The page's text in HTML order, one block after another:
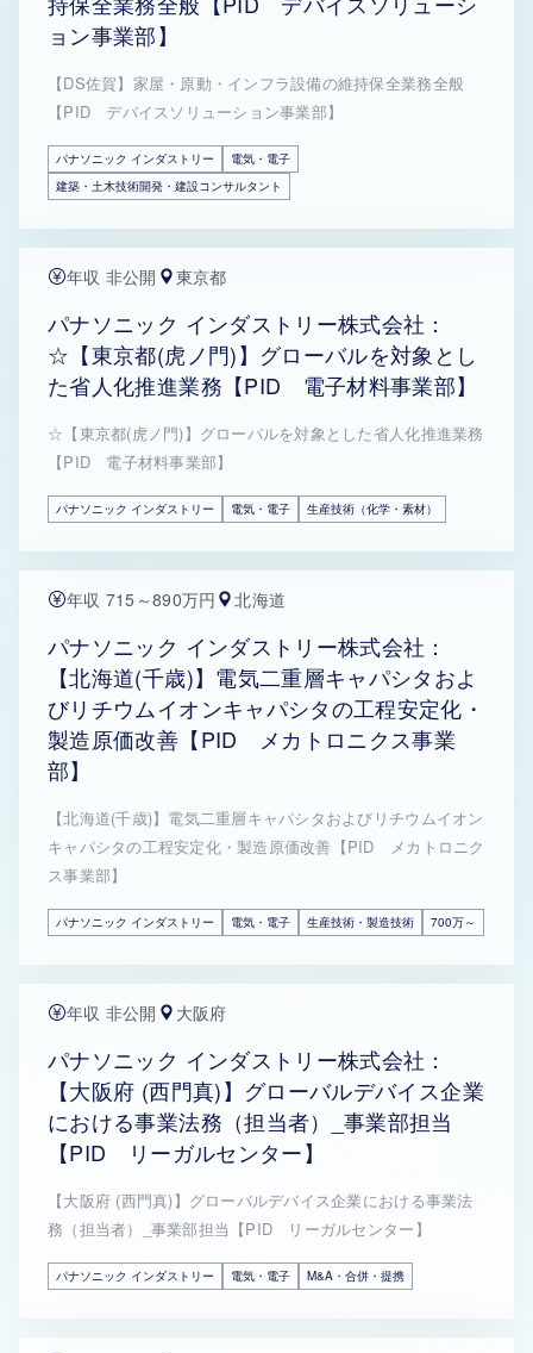
ョン事業部】
【DS佐賀】家屋・原動・インフラ設備の維持保全業務全般
【PID デバイスソリューション事業部】
パナソニック インダストリー
電気・電子
建築・土木技術開発・建設コンサルタント
年収 非公開 東京都
パナソニック インダストリー株式会社：
☆【東京都(虎ノ門)】グローバルを対象とし
た省人化推進業務【PID 電子材料事業部】
☆【東京都(虎ノ門)】グローバルを対象とした省人化推進業務
【PID 電子材料事業部】
パナソニック インダストリー 電気・電子 生産技術（化学・素材）
年収 715～890万円 北海道
パナソニック インダストリー株式会社：
【北海道(千歳)】電気二重層キャパシタおよ
びリチウムイオンキャパシタの工程安定化・
製造原価改善【PID メカトロニクス事業
部】
【北海道(千歳)】電気二重層キャパシタおよびリチウムイオン
キャパシタの工程安定化・製造原価改善【PID メカトロニク
ス事業部】
パナソニック インダストリー 電気・電子 生産技術・製造技術 700万～
年収 非公開 大阪府
パナソニック インダストリー株式会社：
【大阪府 (西門真)】グローバルデバイス企業
における事業法務（担当者）_事業部担当
【PID リーガルセンター】
【大阪府 (西門真)】グローバルデバイス企業における事業法
務（担当者）_事業部担当【PID リーガルセンター】
パナソニック インダストリー 電気・電子 M&A・合併・提携